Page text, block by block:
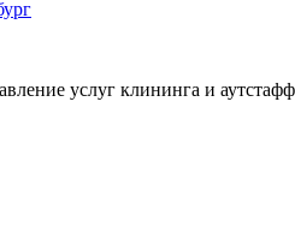
услуг клининга и